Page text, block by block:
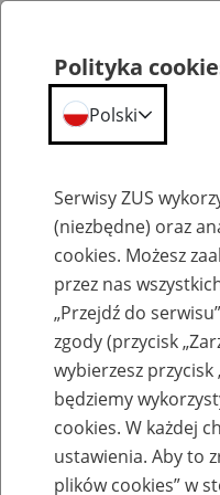
Emerytury
Baza
Polityka
Polski
Serwisy ZUS
(niezbędne) oraz
cookies. Możesz
przez nas
„Przejdź do
zgody (przycisk
wybierzesz przycisk
będziemy
cookies. W każdej
ustawienia. Aby to
plików cookies” w